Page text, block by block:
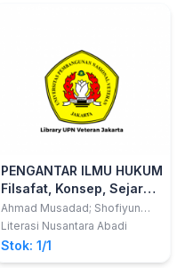
PENGANTAR ILMU HUKUM
Filsafat, Konsep, Sejarah,
Aliran/Mazhab, Teori,
Sistem, Asas, Sumber,
dan Interpretasi dalam
Ilmu Hukum
Ahmad Musadad; Shofiyun
Nahidloh
Literasi Nusantara Abadi
Stok: 1/1